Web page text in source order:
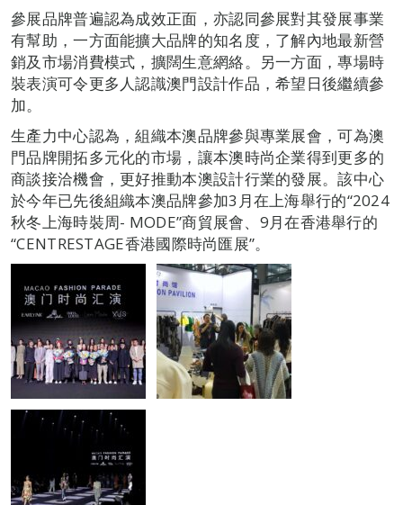
參展品牌普遍認為成效正面，亦認同參展對其發展事業
有幫助，一方面能擴大品牌的知名度，了解內地最新營
銷及市場消費模式，擴闊生意網絡。另一方面，專場時
裝表演可令更多人認識澳門設計作品，希望日後繼續參
加。
生產力中心認為，組織本澳品牌參與專業展會，可為澳
門品牌開拓多元化的市場，讓本澳時尚企業得到更多的
商談接洽機會，更好推動本澳設計行業的發展。該中心
於今年已先後組織本澳品牌參加3月在上海舉行的“2024
秋冬上海時裝周- MODE”商貿展會、9月在香港舉行的
“CENTRESTAGE香港國際時尚匯展”。